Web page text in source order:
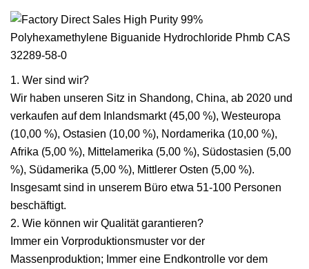
1. Wer sind wir?
Wir haben unseren Sitz in Shandong, China, ab 2020 und
verkaufen auf dem Inlandsmarkt (45,00 %), Westeuropa
(10,00 %), Ostasien (10,00 %), Nordamerika (10,00 %),
Afrika (5,00 %), Mittelamerika (5,00 %), Südostasien (5,00
%), Südamerika (5,00 %), Mittlerer Osten (5,00 %).
Insgesamt sind in unserem Büro etwa 51-100 Personen
beschäftigt.
2. Wie können wir Qualität garantieren?
Immer ein Vorproduktionsmuster vor der
Massenproduktion; Immer eine Endkontrolle vor dem